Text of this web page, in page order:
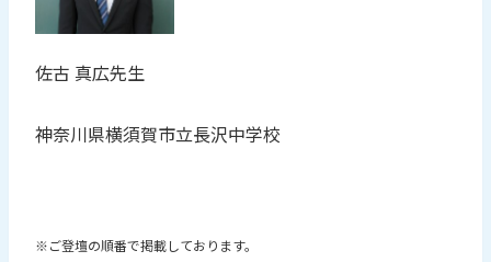
佐古 真広先生
神奈川県横須賀市立長沢中学校
※ご登壇の順番で掲載しております。